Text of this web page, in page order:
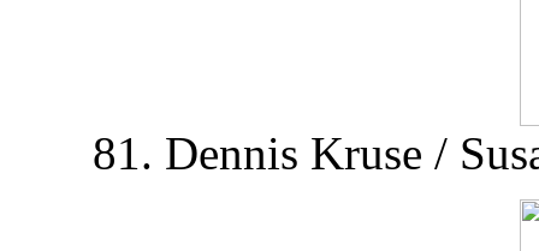
81. Dennis Kruse /